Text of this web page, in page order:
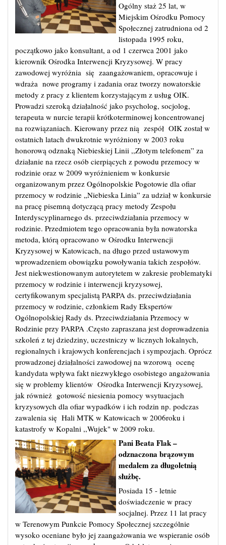
Ogólny staż 25 lat, w
Miejskim Ośrodku Pomocy
Społecznej zatrudniona od 2
listopada 1995 roku,
początkowo jako konsultant, a od 1 czerwca 2001 jako
kierownik Ośrodka Interwencji Kryzysowej. W pracy
zawodowej wyróżnia się zaangażowaniem, opracowuje i
wdraża nowe programy i zadania oraz tworzy nowatorskie
metody z pracy z klientem korzystającym z usług OIK.
Prowadzi szeroką działalność jako psycholog, socjolog,
terapeuta w nurcie terapii krótkoterminowej koncentrowanej
na rozwiązaniach. Kierowany przez nią zespół OIK został w
ostatnich latach dwukrotnie wyróżniony w 2003 roku
honorową odznaką Niebieskiej Linii ,,Złotym telefonem” za
działanie na rzecz osób cierpiących z powodu przemocy w
rodzinie oraz w 2009 wyróżnieniem w konkursie
organizowanym przez Ogólnopolskie Pogotowie dla ofiar
przemocy w rodzinie „Niebieska Linia” za udział w konkursie
na pracę pisemną dotyczącą pracy metody Zespołu
Interdyscyplinarnego ds. przeciwdziałania przemocy w
rodzinie. Przedmiotem tego opracowania była nowatorska
metoda, którą opracowano w Ośrodku Interwencji
Kryzysowej w Katowicach, na długo przed ustawowym
wprowadzeniem obowiązku powoływania takich zespołów.
Jest niekwestionowanym autorytetem w zakresie problematyki
przemocy w rodzinie i interwencji kryzysowej,
certyfikowanym specjalistą PARPA ds. przeciwdziałania
przemocy w rodzinie, członkiem Rady Ekspertów
Ogólnopolskiej Rady ds. Przeciwdziałania Przemocy w
Rodzinie przy PARPA .Często zapraszana jest doprowadzenia
szkoleń z tej dziedziny, uczestniczy w licznych lokalnych,
regionalnych i krajowych konferencjach i sympozjach. Oprócz
prowadzonej działalności zawodowej na wzorową ocenę
kandydata wpływa fakt niezwykłego osobistego angażowania
się w problemy klientów Ośrodka Interwencji Kryzysowej,
jak również gotowość niesienia pomocy wsytuacjach
kryzysowych dla ofiar wypadków i ich rodzin np. podczas
zawalenia się Hali MTK w Katowicach w 2006roku i
katastrofy w Kopalni ,,Wujek" w 2009 roku.
Pani Beata Flak –
odznaczona brązowym
medalem za długoletnią
służbę.
Posiada 15 - letnie
doświadczenie w pracy
socjalnej. Przez 11 lat pracy
w Terenowym Punkcie Pomocy Społecznej szczególnie
wysoko oceniane było jej zaangażowania we wspieranie osób